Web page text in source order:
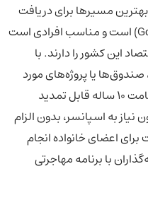
مسیرها برای دریافت
اقامت بلندمدت امارات (Golden Visa) است و مناسب افرادی است
این کشور را دارند. با
یا پروژه‌های مورد
تأیید دولت امارات، امکان دریافت اقامت ۱۰ ساله قابل تمدید
به اسپانسر، بدون الزام
اعضای خانواده انجام
با برنامه مهاجرتی